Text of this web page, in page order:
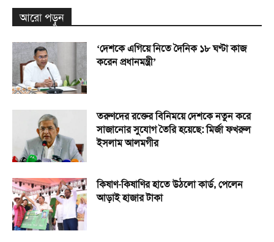
আরো পড়ুন
‘দেশকে এগিয়ে নিতে দৈনিক ১৮ ঘণ্টা কাজ
করেন প্রধানমন্ত্রী’
তরুণদের রক্তের বিনিময়ে দেশকে নতুন করে
সাজানোর সুযোগ তৈরি হয়েছে: মির্জা ফখরুল
ইসলাম আলমগীর
কিষাণ-কিষাণির হাতে উঠলো কার্ড, পেলেন
আড়াই হাজার টাকা